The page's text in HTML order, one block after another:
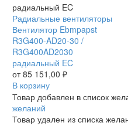
Вентилятор
Ebmpapst
R3G400-
AD20-
30
/
R3G400AD2030
радиальный
EC
Радиальные вентиляторы
Вентилятор Ebmpapst
R3G400-AD20-30 /
R3G400AD2030
радиальный EC
от85 151,00 ₽
В корзину
Товар добавлен в список
желаний
Товар удален из списка